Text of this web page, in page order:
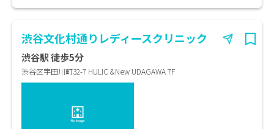
渋谷文化村通りレディースクリニック
渋谷駅 徒歩5分
渋谷区宇田川町32-7 HULIC &New UDAGAWA 7F